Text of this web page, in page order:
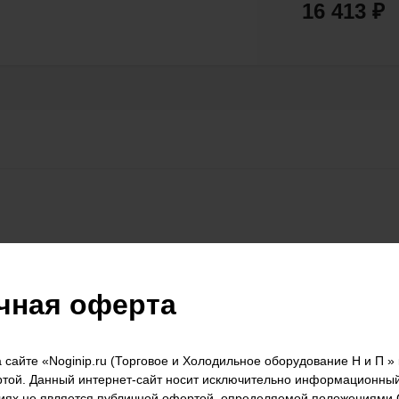
оферта
«Noginip.ru (Торговое и Холодильное оборудование Н и П »
Данный интернет-сайт носит исключительно
16 413₽